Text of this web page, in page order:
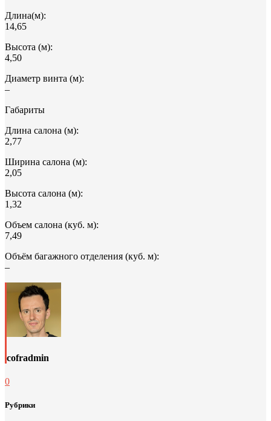
Длина(м):
14,65
Высота (м):
4,50
Диаметр винта (м):
–
Габариты
Длина салона (м):
2,77
Ширина салона (м):
2,05
Высота салона (м):
1,32
Объем салона (куб. м):
7,49
Объём багажного отделения (куб. м):
–
cofradmin
0
Рубрики